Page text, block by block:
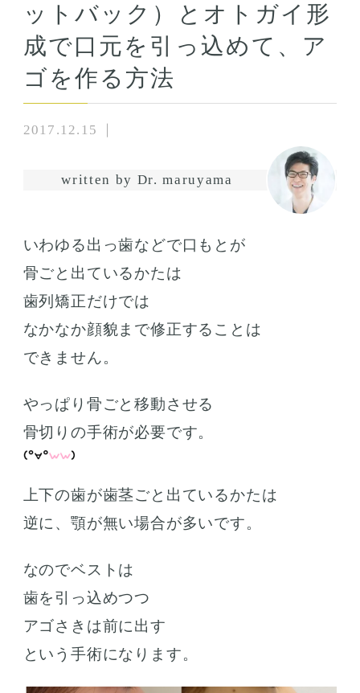
ットバック）とオトガイ形
成で口元を引っ込めて、ア
ゴを作る方法
2017.12.15
written by Dr. maruyama
いわゆる出っ歯などで口もとが
骨ごと出ているかたは
歯列矯正だけでは
なかなか顔貌まで修正することは
できません。
やっぱり骨ごと移動させる
骨切りの手術が必要です。
上下の歯が歯茎ごと出ているかたは
逆に、顎が無い場合が多いです。
なのでベストは
歯を引っ込めつつ
アゴさきは前に出す
という手術になります。